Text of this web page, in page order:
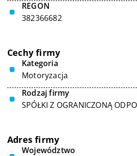
REGON
382366682
Cechy firmy
Kategoria
Motoryzacja
Rodzaj firmy
SPÓŁKI Z OGRANICZONĄ
Adres firmy
Województwo